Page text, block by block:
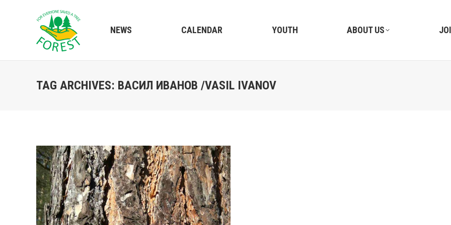
NEWS CALENDAR YOUTH ABOUT US
TAG ARCHIVES: ВАСИЛ ИВАНОВ /VASIL IVANOV